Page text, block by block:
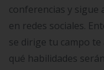
conferencias y sigue
en redes sociales.
se dirige tu campo
qué habilidades